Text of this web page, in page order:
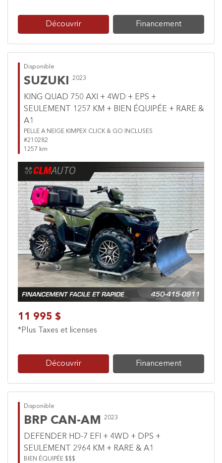
Découvrir Financement
Disponible
SUZUKI 2023
KING QUAD 750 AXI + 4WD + EPS +
SEULEMENT 1257 KM + BIEN ÉQUIPÉE + RARE &
A1
PELLE A NEIGE KIMPEX CLICK & GO INCLUSES
#210282
1257 km
Previous Next
11 995 $
*Plus Taxes et licenses
Découvrir Financement
Disponible
BRP CAN-AM 2023
DEFENDER HD-7 EFI + 4WD + DPS +
SEULEMENT 2964 KM + RARE & A1
BIEN ÉQUIPÉE $$$